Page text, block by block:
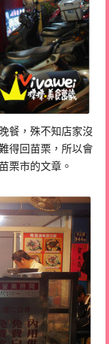
餐，殊不知店家沒
得回苗栗，所以會
栗市的文章。